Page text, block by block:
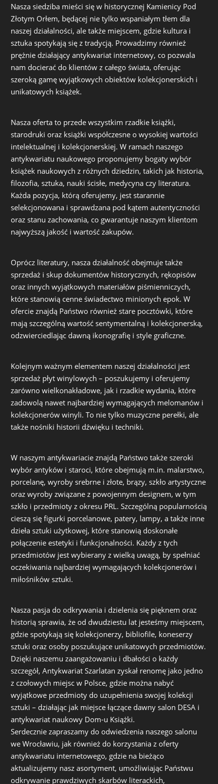
Nasza siedziba mieści się w historycznej Kamienicy Pod
Złotym Orłem, będącej nie tylko wspaniałym tłem dla
naszej działalności, ale także miejscem, gdzie kultura i
sztuka spotykają się z tradycją. Prowadzimy również
prężnie działający antykwariat internetowy, co pozwala
nam docierać do klientów z całego świata, oferując
szeroką gamę wyjątkowych obiektów kolekcjonerskich i
unikatowych książek.
Nasza oferta to przede wszystkim rzadkie książki,
starodruki oraz książki współczesne o wysokiej wartości
intelektualnej i kolekcjonerskiej. W ramach naszego
antykwariatu naukowego proponujemy bogaty wybór
książek naukowych z różnych dziedzin, takich jak historia,
filozofia, sztuka, nauki ścisłe, medycyna czy literatura.
Każda pozycja, którą oferujemy, jest starannie
selekcjonowana i sprawdzana pod kątem autentyczności
oraz stanu zachowania, co gwarantuje naszym klientom
najwyższą jakość i wartość zakupów.
Oprócz literatury, nasza działalność obejmuje także
sprzedaż i skup dokumentów historycznych, rękopisów
oraz innych wyjątkowych materiałów piśmienniczych,
które stanowią cenne świadectwo minionych epok. W
ofercie znajdą Państwo również stare pocztówki, które
mają szczególną wartość sentymentalną i kolekcjonerską,
odzwierciedlając dawną ikonografię i style graficzne.
Kolejnym ważnym elementem naszej działalności jest
sprzedaż płyt winylowych – poszukujemy i oferujemy
zarówno wielkonakładowe, jak i rzadkie wydania, które
zadowolą nawet najbardziej wymagających melomanów i
kolekcjonerów winyli. To nie tylko muzyczne perełki, ale
także nośniki historii dźwięku i techniki.
W naszym antykwariacie znajdą Państwo także szeroki
wybór antyków i staroci, które obejmują m.in. malarstwo,
porcelanę, wyroby srebrne i złote, brązy, szkło artystyczne
oraz wyroby związane z powojennym designem, w tym
szkło i przedmioty z okresu PRL. Szczególną popularnością
cieszą się figurki porcelanowe, patery, lampy, a także inne
dzieła sztuki użytkowej, które stanowią doskonałe
połączenie estetyki i funkcjonalności. Każdy z tych
przedmiotów jest wybierany z wielką uwagą, by spełniać
oczekiwania najbardziej wymagających kolekcjonerów i
miłośników sztuki.
Nasza pasja do odkrywania i dzielenia się pięknem oraz
historią sprawia, że od dwudziestu lat jesteśmy miejscem,
gdzie spotykają się kolekcjonerzy, bibliofile, koneserzy
sztuki oraz osoby poszukujące unikatowych przedmiotów.
Dzięki naszemu zaangażowaniu i dbałości o każdy
szczegół, Antykwariat Szarlatan zyskał renomę jako jedno
z czołowych miejsc w Polsce, gdzie można nabyć
wyjątkowe przedmioty do uzupełnienia swojej kolekcji
sztuki – działając jak miejsce łączące dawny salon DESA i
antykwariat naukowy Dom-u Książki.
Serdecznie zapraszamy do odwiedzenia naszego salonu
we Wrocławiu, jak również do korzystania z oferty
antykwariatu internetowego, gdzie na bieżąco
aktualizujemy nasz asortyment, umożliwiając Państwu
odkrywanie prawdziwych skarbów literackich,